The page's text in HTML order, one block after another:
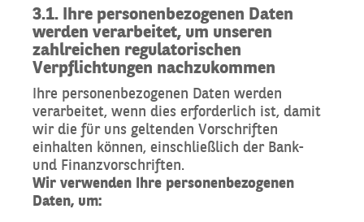
3.1. Ihre personenbezogenen Daten
werden verarbeitet, um unseren
zahlreichen regulatorischen
Verpflichtungen nachzukommen
Ihre personenbezogenen Daten werden
verarbeitet, wenn dies erforderlich ist, damit
wir die für uns geltenden Vorschriften
einhalten können, einschließlich der Bank-
und Finanzvorschriften.
Wir verwenden Ihre personenbezogenen
Daten, um: